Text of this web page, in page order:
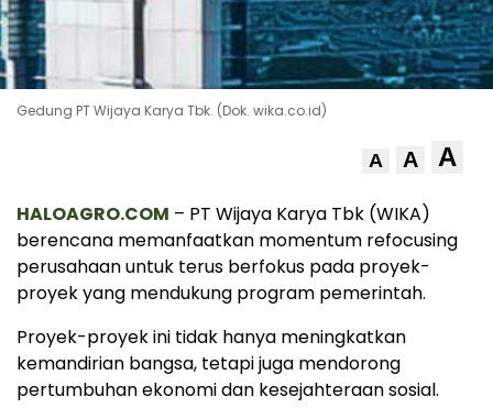
Gedung PT Wijaya Karya Tbk. (Dok. wika.co.id)
A A A
HALOAGRO.COM – PT Wijaya Karya Tbk (WIKA)
berencana memanfaatkan momentum refocusing
perusahaan untuk terus berfokus pada proyek-
proyek yang mendukung program pemerintah.
Proyek-proyek ini tidak hanya meningkatkan
kemandirian bangsa, tetapi juga mendorong
pertumbuhan ekonomi dan kesejahteraan sosial.